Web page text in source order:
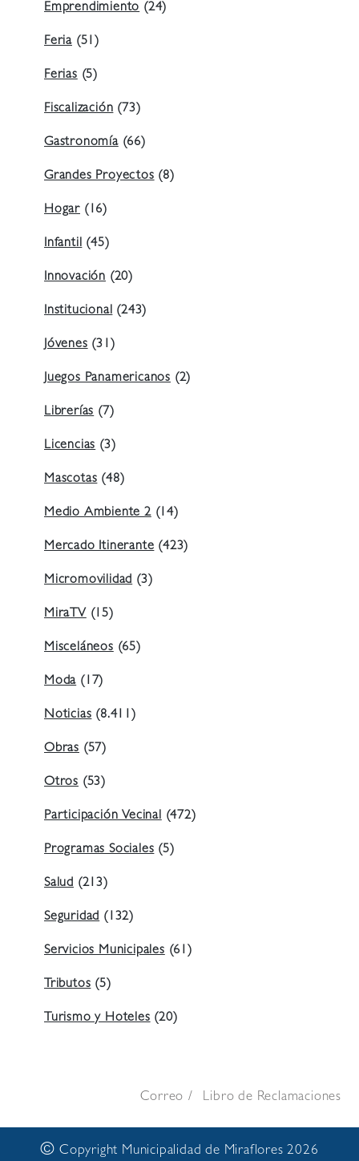
Emprendimiento (24)
Feria (51)
Ferias (5)
Fiscalización (73)
Gastronomía(66)
Grandes Proyectos (8)
Hogar (16)
Infantil (45)
Innovación (20)
Institucional (243)
Jóvenes (31)
Juegos Panamericanos (2)
Librerías (7)
Licencias (3)
Mascotas (48)
Medio Ambiente 2(14)
Mercado Itinerante (423)
Micromovilidad (3)
MiraTV (15)
Misceláneos (65)
Moda (17)
Noticias (8.411)
Obras (57)
Otros (53)
Participación Vecinal (472)
Programas Sociales (5)
Salud (213)
Seguridad (132)
Servicios Municipales (61)
Tributos (5)
Turismo y Hoteles (20)
Correo Libro de Reclamaciones
© Copyright Municipalidad de Miraflores 2026